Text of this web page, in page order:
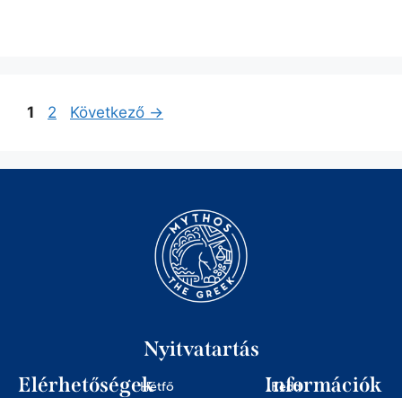
1 2 Következő →
Elérhetőségek
Nyitvatartás
Hétfő
Kedd
Információk